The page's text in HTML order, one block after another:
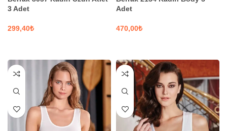
3 Adet
₺
Adet
₺